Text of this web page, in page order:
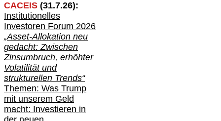
CACEIS (31.7.26):
Institutionelles
Investoren Forum 2026
„Asset-Allokation neu
gedacht: Zwischen
Zinsumbruch, erhöhter
Volatilität und
strukturellen Trends“
Themen: Was Trump
mit unserem Geld
macht: Investieren in